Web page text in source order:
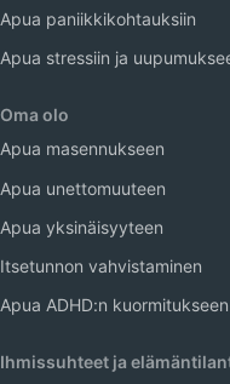
Apua paniikkikohtauksiin
Apua stressiin ja
Oma olo
Apua masennukseen
Apua unettomuuteen
Apua yksinäisyyteen
Itsetunnon vahvistaminen
Apua ADHD:n kuormitukseen
Ihmissuhteet ja